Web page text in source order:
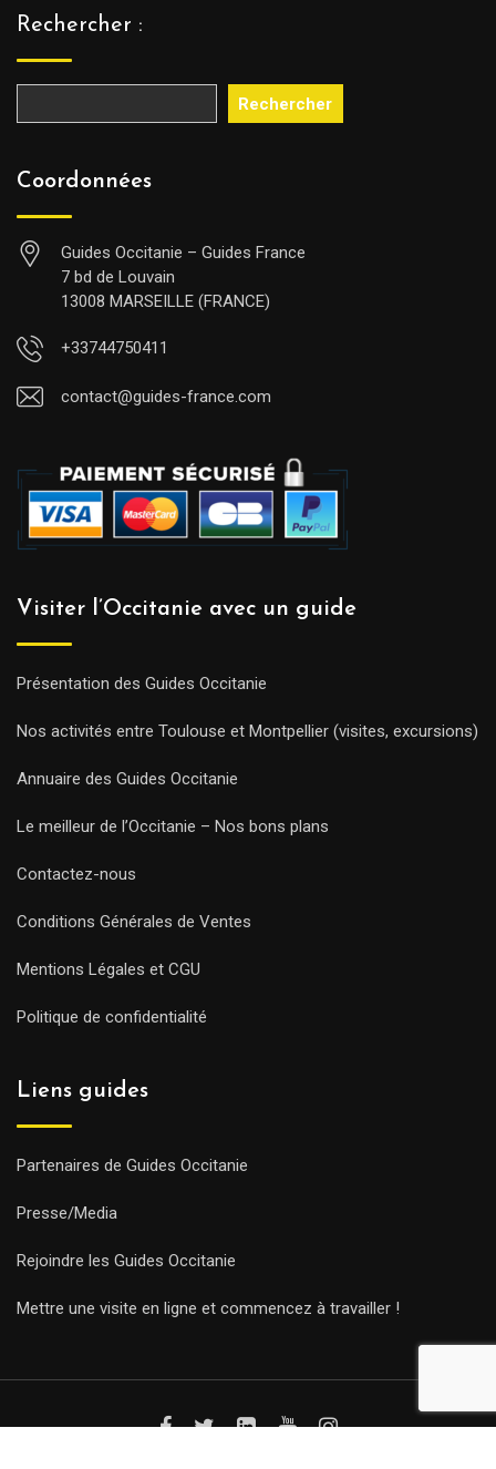
Rechercher :
Rechercher
Coordonnées
Guides Occitanie – Guides France
7 bd de Louvain
13008 MARSEILLE (FRANCE)
+33744750411
contact@guides-france.com
Visiter l’Occitanie avec un guide
Présentation des Guides Occitanie
Nos activités entre Toulouse et Montpellier (visites, excursions)
Annuaire des Guides Occitanie
Le meilleur de l’Occitanie – Nos bons plans
Contactez-nous
Conditions Générales de Ventes
Mentions Légales et CGU
Politique de confidentialité
Liens guides
Partenaires de Guides Occitanie
Presse/Media
Rejoindre les Guides Occitanie
Mettre une visite en ligne et commencez à travailler !